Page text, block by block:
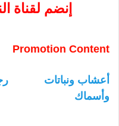
إنضم لقناة
Promotion Content
أعشاب ونباتات
وأسماك